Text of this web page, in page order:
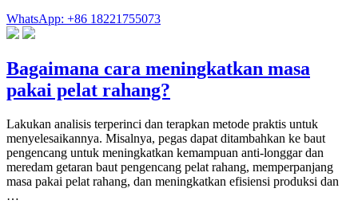
WhatsApp: +86 18221755073
Bagaimana cara meningkatkan masa
pakai pelat rahang?
Lakukan analisis terperinci dan terapkan metode praktis untuk
menyelesaikannya. Misalnya, pegas dapat ditambahkan ke baut
pengencang untuk meningkatkan kemampuan anti-longgar dan
meredam getaran baut pengencang pelat rahang, memperpanjang
masa pakai pelat rahang, dan meningkatkan efisiensi produksi dan
…